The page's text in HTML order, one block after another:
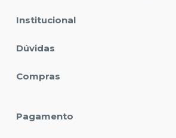
Institucional
Dúvidas
Compras
Pagamento